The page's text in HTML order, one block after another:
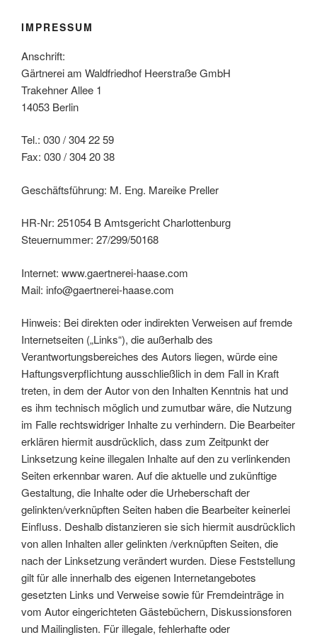
IMPRESSUM
Anschrift:
Gärtnerei am Waldfriedhof Heerstraße GmbH
Trakehner Allee 1
14053 Berlin
Tel.: 030 / 304 22 59
Fax: 030 / 304 20 38
Geschäftsführung: M. Eng. Mareike Preller
HR-Nr: 251054 B Amtsgericht Charlottenburg
Steuernummer: 27/299/50168
Internet: www.gaertnerei-haase.com
Mail: info@gaertnerei-haase.com
Hinweis: Bei direkten oder indirekten Verweisen auf fremde
Internetseiten („Links“), die außerhalb des
Verantwortungsbereiches des Autors liegen, würde eine
Haftungsverpflichtung ausschließlich in dem Fall in Kraft
treten, in dem der Autor von den Inhalten Kenntnis hat und
es ihm technisch möglich und zumutbar wäre, die Nutzung
im Falle rechtswidriger Inhalte zu verhindern. Die Bearbeiter
erklären hiermit ausdrücklich, dass zum Zeitpunkt der
Linksetzung keine illegalen Inhalte auf den zu verlinkenden
Seiten erkennbar waren. Auf die aktuelle und zukünftige
Gestaltung, die Inhalte oder die Urheberschaft der
gelinkten/verknüpften Seiten haben die Bearbeiter keinerlei
Einfluss. Deshalb distanzieren sie sich hiermit ausdrücklich
von allen Inhalten aller gelinkten /verknüpften Seiten, die
nach der Linksetzung verändert wurden. Diese Feststellung
gilt für alle innerhalb des eigenen Internetangebotes
gesetzten Links und Verweise sowie für Fremdeinträge in
vom Autor eingerichteten Gästebüchern, Diskussionsforen
und Mailinglisten. Für illegale, fehlerhafte oder